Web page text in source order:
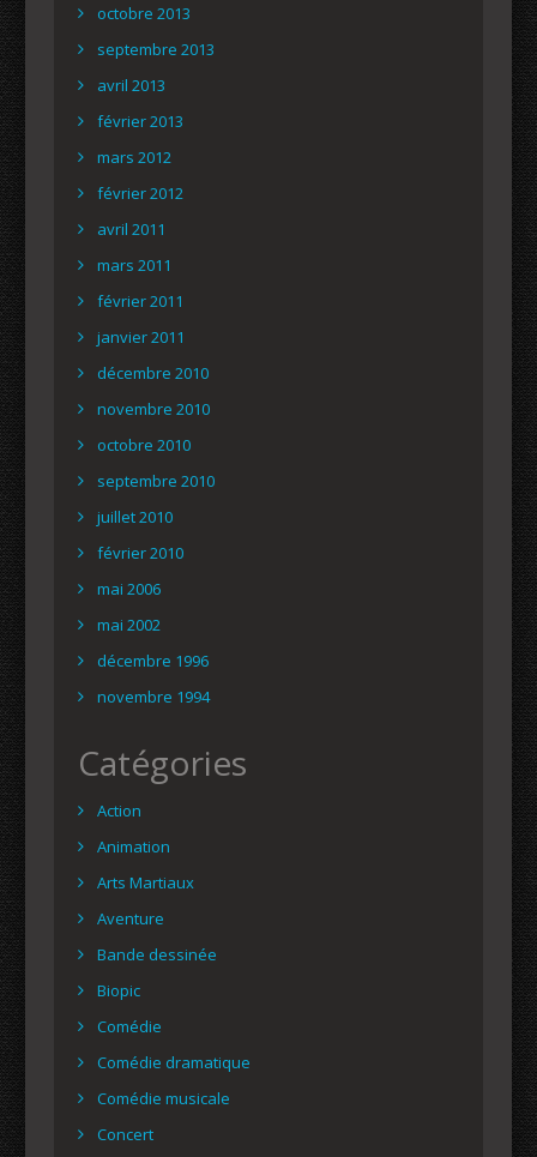
octobre 2013
septembre 2013
avril 2013
février 2013
mars 2012
février 2012
avril 2011
mars 2011
février 2011
janvier 2011
décembre 2010
novembre 2010
octobre 2010
septembre 2010
juillet 2010
février 2010
mai 2006
mai 2002
décembre 1996
novembre 1994
Catégories
Action
Animation
Arts Martiaux
Aventure
Bande dessinée
Biopic
Comédie
Comédie dramatique
Comédie musicale
Concert